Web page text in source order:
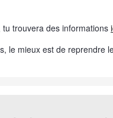
trouvera des informations
le mieux est de reprendre